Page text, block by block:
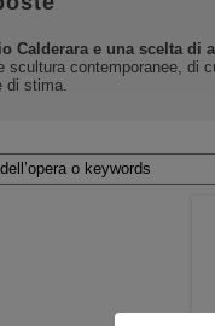
Calderara e una scelta di
scultura contemporanee, di
di stima.